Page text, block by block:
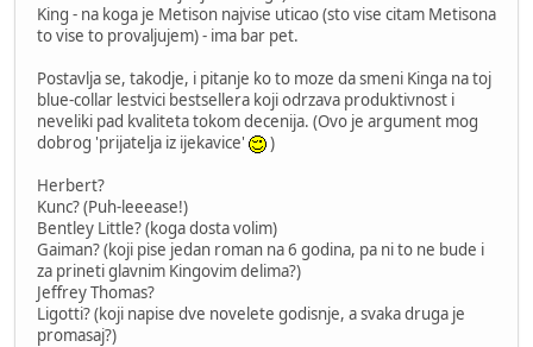
King - na koga je Metison najvise uticao (sto vise citam Metisona
to vise to provaljujem) - ima bar pet.
Postavlja se, takodje, i pitanje ko to moze da smeni Kinga na toj
blue-collar lestvici bestsellera koji odrzava produktivnost i
neveliki pad kvaliteta tokom decenija. (Ovo je argument mog
dobrog 'prijatelja iz ijekavice'
)
Herbert?
Kunc? (Puh-leeease!)
Bentley Little? (koga dosta volim)
Gaiman? (koji pise jedan roman na 6 godina, pa ni to ne bude i
za prineti glavnim Kingovim delima?)
Jeffrey Thomas?
Ligotti? (koji napise dve novelete godisnje, a svaka druga je
promasaj?)